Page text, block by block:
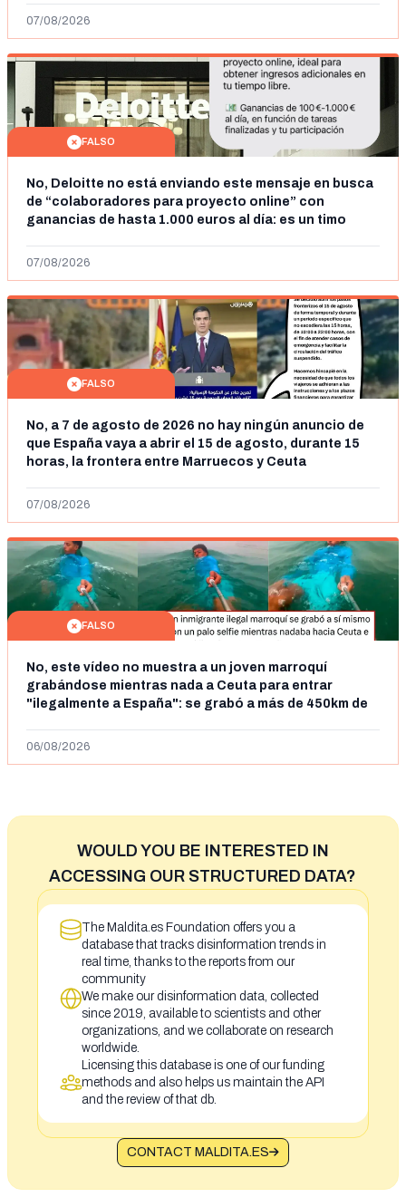
07/08/2026
FALSO
No, Deloitte no está enviando este mensaje en busca
de “colaboradores para proyecto online” con
ganancias de hasta 1.000 euros al día: es un timo
07/08/2026
FALSO
No, a 7 de agosto de 2026 no hay ningún anuncio de
que España vaya a abrir el 15 de agosto, durante 15
horas, la frontera entre Marruecos y Ceuta
07/08/2026
FALSO
No, este vídeo no muestra a un joven marroquí
grabándose mientras nada a Ceuta para entrar
"ilegalmente a España": se grabó a más de 450km de
06/08/2026
WOULD YOU BE INTERESTED IN
ACCESSING OUR STRUCTURED DATA?
The Maldita.es Foundation offers you a
database that tracks disinformation trends in
real time, thanks to the reports from our
community
We make our disinformation data, collected
since 2019, available to scientists and other
organizations, and we collaborate on research
worldwide.
Licensing this database is one of our funding
methods and also helps us maintain the API
and the review of that db.
CONTACT MALDITA.ES